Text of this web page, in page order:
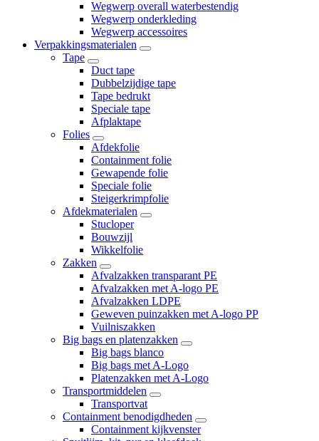
Wegwerp overall waterbestendig
Wegwerp onderkleding
Wegwerp accessoires
Verpakkingsmaterialen
Tape
Duct tape
Dubbelzijdige tape
Tape bedrukt
Speciale tape
Afplaktape
Folies
Afdekfolie
Containment folie
Gewapende folie
Speciale folie
Steigerkrimpfolie
Afdekmaterialen
Stucloper
Bouwzijl
Wikkelfolie
Zakken
Afvalzakken transparant PE
Afvalzakken met A-logo PE
Afvalzakken LDPE
Geweven puinzakken met A-logo PP
Vuilniszakken
Big bags en platenzakken
Big bags blanco
Big bags met A-Logo
Platenzakken met A-Logo
Transportmiddelen
Transportvat
Containment benodigdheden
Containment kijkvenster